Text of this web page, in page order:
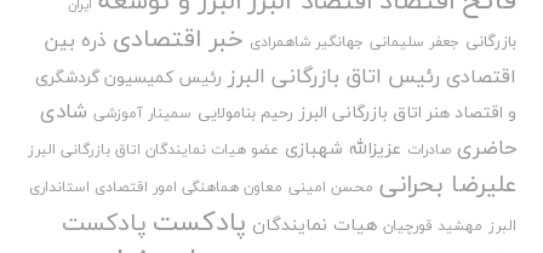
بازرگانی جعفر سلیمانی جهانگیر شاهمرادی خبر اقتصادی ذره بین
اقتصادی رئیس اتاق بازرگانی البرز رئیس کمیسیون گردشگری
و اقتصاد هنر اتاق بازرگانی البرز رحیم بنامولایی سمینار آموزشی شادی
حاضری صادرات عزیزالله شهبازی عضو هیات نمایندگان اتاق بازرگانی البرز
علیرضا بحرانی محسن امینی معاون هماهنگی امور اقتصادی استانداری
البرز مهشید قورچیان هیات نمایندگان پادکست پادکست